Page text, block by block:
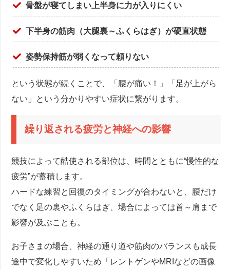
骨盤が寝てしまい上半身に力が入りにくい
下半身の筋肉（大腿裏～ふくらはぎ）が硬直状態
姿勢保持筋が弱くなって頼りない
という状態が続くことで、「腰が痛い！」「足が上がら
ない」という分かりやすい症状に繋がります。
繰り返される疲労と神経への影響
競技によって酷使される部位は、時間とともに“慢性的な
疲労”が蓄積します。
ハードな練習と回復のタイミングが合わないと、腰だけ
でなく足の裏やふくらはぎ、場合によっては首～肩まで
影響が及ぶことも。
お子さまの場合、神経の通り道や筋肉のバランスも成長
途中で変化しやすいため「レントゲンやMRIなどの画像